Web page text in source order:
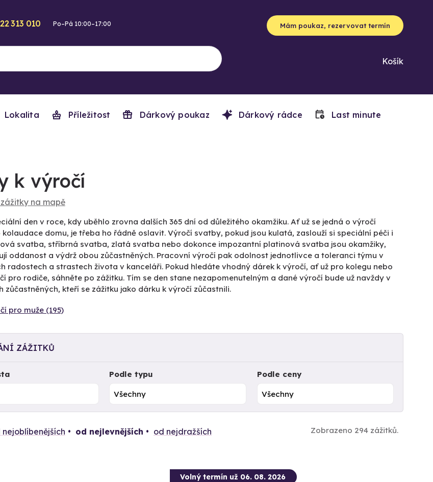
313 010 Po–Pá 10:00–17:00 Mám poukaz, rezervovat termín
Košík
Lokalita Příležitost Dárkový poukaz Dárkový rádce Last minute
k výročí
na mapě
den v roce, kdy uběhlo zrovna dalších 365 dní od důležitého okamžiku. Ať už se jedná o výročí
domu, je třeba ho řádně oslavit. Výročí svatby, pokud jsou kulatá, zaslouží si speciální péči i
svatba, stříbrná svatba, zlatá svatba nebo dokonce impozantní platinová svatba jsou okamžiky,
oddanost a výdrž obou zůčastněných. Pracovní výročí pak odolnost jednotlivce a toleranci týmu v
radostech a strastech života v kanceláři. Pokud hledáte vhodný dárek k výročí, ať už pro kolegu nebo
pro rodiče, sáhněte po zážitku. Tím se den stane nezapomenutelným a dané výročí bude už navždy v
zůčastněných, kteří se zážitku jako dárku k výročí zůčastnili.
pro muže (195)
ZÁŽITKŮ
Podle typu Podle ceny
nejoblíbenějších od nejlevnějších od nejdražších Zobrazeno 294 zážitků.
Volný termín už 06. 08. 2026